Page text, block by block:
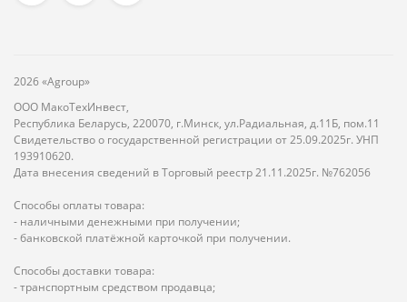
2026 «Agroup»
ООО МакоТехИнвест,
Республика Беларусь, 220070, г.Минск, ул.Радиальная, д.11Б, пом.11
Свидетельство о государственной регистрации от 25.09.2025г. УНП
193910620.
Дата внесения сведений в Торговый реестр 21.11.2025г. №762056
Способы оплаты товара:
- наличными денежными при получении;
- банковской платёжной карточкой при получении.
Способы доставки товара:
- транспортным средством продавца;